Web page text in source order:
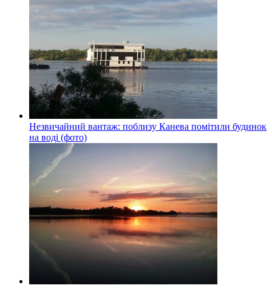
Незвичайний вантаж: поблизу Канева помітили будинок
на воді (фото)